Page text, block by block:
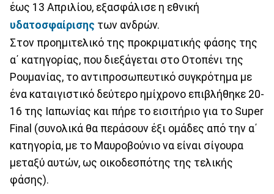
έως 13 Απριλίου, εξασφάλισε η εθνική
υδατοσφαίρισης των ανδρών.
Στον προημιτελικό της προκριματικής φάσης της
α΄ κατηγορίας, που διεξάγεται στο Οτοπένι της
Ρουμανίας, το αντιπροσωπευτικό συγκρότημα με
ένα καταιγιστικό δεύτερο ημίχρονο επιβλήθηκε 20-
16 της Ιαπωνίας και πήρε το εισιτήριο για το Super
Final (συνολικά θα περάσουν έξι ομάδες από την α΄
κατηγορία, με το Μαυροβούνιο να είναι σίγουρα
μεταξύ αυτών, ως οικοδεσπότης της τελικής
φάσης).